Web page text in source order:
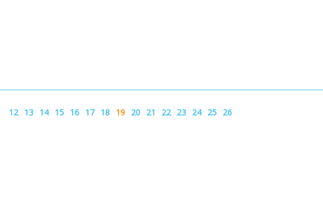
12 13 14 15 16 17 18 19 20 21 22 23 24 25 26